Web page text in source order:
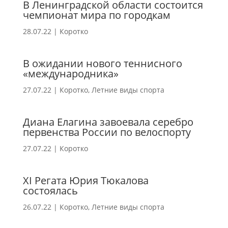
В Ленинградской области состоится
чемпионат мира по городкам
28.07.22| Коротко
В ожидании нового теннисного
«международника»
27.07.22| Коротко, Летние виды спорта
Диана Елагина завоевала серебро
первенства России по велоспорту
27.07.22| Коротко
XI Регата Юрия Тюкалова
состоялась
26.07.22| Коротко, Летние виды спорта